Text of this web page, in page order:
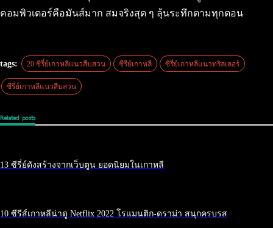
คอมพิวเตอร์คือมันส์มาก สมจริงสุด ๆ ลุ้นระทึกตามทุกตอน
tags: 20 ซีรี่ย์เกาหลีแนวสืบสวน ซีรีย์เกาหลี ซีรี่ย์เกาหลีแนวทริลเลอร์
ซีรี่ย์เกาหลีแนวสืบสวน
Related posts
13 ซีรี่ย์ดังสร้างจากเว็บตูน ยอดนิยมในเกาหลี
10 ซีรีส์เกาหลีน่าดู Netflix 2022 โรแมนติก-ดราม่า สนุกครบรส